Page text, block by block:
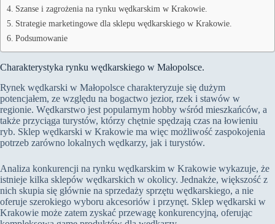
Szanse i zagrożenia na rynku wędkarskim w Krakowie.
Strategie marketingowe dla sklepu wędkarskiego w Krakowie.
Podsumowanie
Charakterystyka rynku wędkarskiego w Małopolsce.
Rynek wędkarski w Małopolsce charakteryzuje się dużym
potencjałem, ze względu na bogactwo jezior, rzek i stawów w
regionie. Wędkarstwo jest popularnym hobby wśród mieszkańców, a
także przyciąga turystów, którzy chętnie spędzają czas na łowieniu
ryb. Sklep wędkarski w Krakowie ma więc możliwość zaspokojenia
potrzeb zarówno lokalnych wędkarzy, jak i turystów.
Analiza konkurencji na rynku wędkarskim w Krakowie wykazuje, że
istnieje kilka sklepów wędkarskich w okolicy. Jednakże, większość z
nich skupia się głównie na sprzedaży sprzętu wędkarskiego, a nie
oferuje szerokiego wyboru akcesoriów i przynęt. Sklep wędkarski w
Krakowie może zatem zyskać przewagę konkurencyjną, oferując